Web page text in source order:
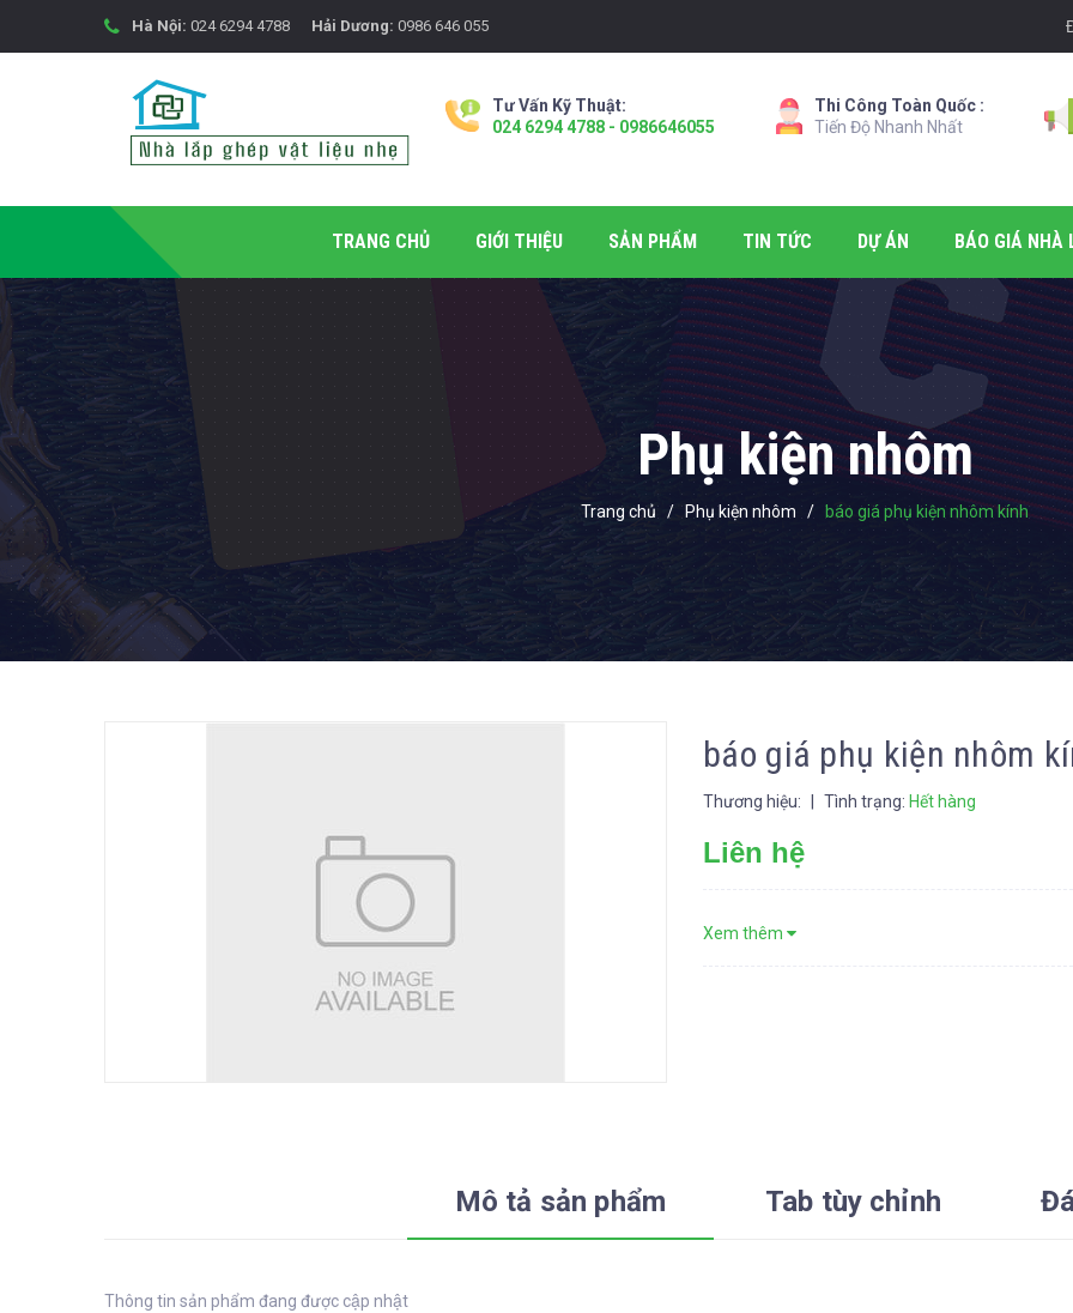
Hà Nội: 024 6294 4788 Hải Dương: 0986 646 055
Tư Vấn Kỹ Thuật:
024 6294 4788 - 0986646055
Thi Công Toàn Quốc :
Tiến Độ Nhanh Nhất
TRANG CHỦ GIỚI THIỆU SẢN PHẨM TIN TỨC DỰ ÁN BÁO GIÁ NHÀ
Phụ kiện nhôm
Trang chủ / Phụ kiện nhôm / báo giá phụ kiện nhôm kính
báo giá phụ kiện nhôm
Thương hiệu: Tình trạng: Hết hàng
Liên hệ
Xem thêm
Mô tả sản phẩm Tab tùy chỉnh
Thông tin sản phẩm đang được cập nhật